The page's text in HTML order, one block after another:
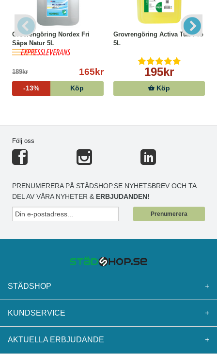
Grovrengöring Nordex Fri
Såpa Natur 5L
189kr 165kr
-13% Köp
Grovrengöring Activa Tuff Pro
5L
195kr
Köp
Följ oss
PRENUMERERA PÅ STÄDSHOP.SE NYHETSBREV OCH TA
DEL AV VÅRA NYHETER & ERBJUDANDEN!
Prenumerera
STÄDSHOP +
KUNDSERVICE +
AKTUELLA ERBJUDANDE +